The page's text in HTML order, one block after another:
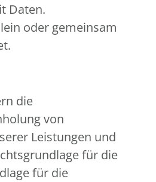
Daten.
oder gemeinsam
die
von
Leistungen und
für die
für die